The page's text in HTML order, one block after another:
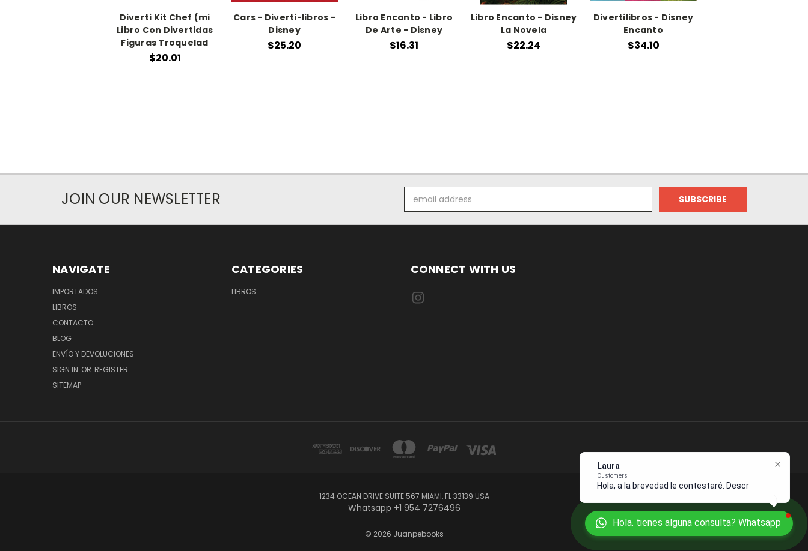
Diverti Kit Chef (mi
Libro Con Divertidas
Figuras Troquelad
$20.01
Cars - Diverti-libros -
Disney
$25.20
Libro Encanto - Libro
De Arte - Disney
$16.31
Libro Encanto - Disney
La Novela
$22.24
Divertilibros - Disney
Encanto
$34.10
JOIN OUR NEWSLETTER
Address
NAVIGATE
IMPORTADOS
LIBROS
CONTACTO
BLOG
ENVÍO Y DEVOLUCIONES
SIGN IN OR REGISTER
SITEMAP
CATEGORIES
LIBROS
CONNECT WITH US
1234 OCEAN DRIVE SUITE 567 MIAMI, FL 33139 USA
Whatsapp +1 954 7276496
© 2026 Juanpebooks